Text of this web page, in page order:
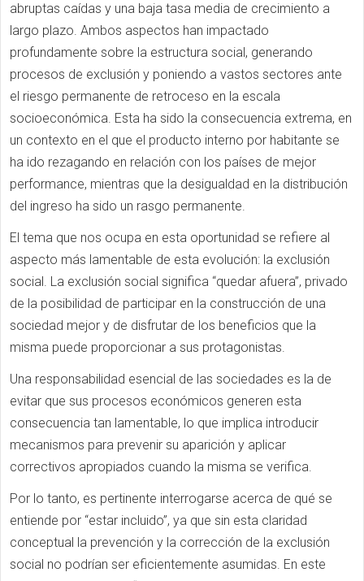
abruptas caídas y una baja tasa media de crecimiento a
largo plazo. Ambos aspectos han impactado
profundamente sobre la estructura social, generando
procesos de exclusión y poniendo a vastos sectores ante
el riesgo permanente de retroceso en la escala
socioeconómica. Esta ha sido la consecuencia extrema, en
un contexto en el que el producto interno por habitante se
ha ido rezagando en relación con los países de mejor
performance, mientras que la desigualdad en la distribución
del ingreso ha sido un rasgo permanente.
El tema que nos ocupa en esta oportunidad se refiere al
aspecto más lamentable de esta evolución: la exclusión
social. La exclusión social significa “quedar afuera”, privado
de la posibilidad de participar en la construcción de una
sociedad mejor y de disfrutar de los beneficios que la
misma puede proporcionar a sus protagonistas.
Una responsabilidad esencial de las sociedades es la de
evitar que sus procesos económicos generen esta
consecuencia tan lamentable, lo que implica introducir
mecanismos para prevenir su aparición y aplicar
correctivos apropiados cuando la misma se verifica.
Por lo tanto, es pertinente interrogarse acerca de qué se
entiende por “estar incluido”, ya que sin esta claridad
conceptual la prevención y la corrección de la exclusión
social no podrían ser eficientemente asumidas. En este